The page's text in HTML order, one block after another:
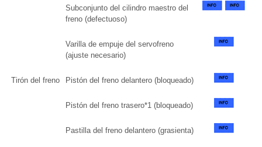
Subconjunto del cilindro maestro del
freno (defectuoso)
Varilla de empuje del servofreno
(ajuste necesario)
Tirón del freno Pistón del freno delantero (bloqueado)
Pistón del freno trasero*1 (bloqueado)
Pastilla del freno delantero (grasienta)